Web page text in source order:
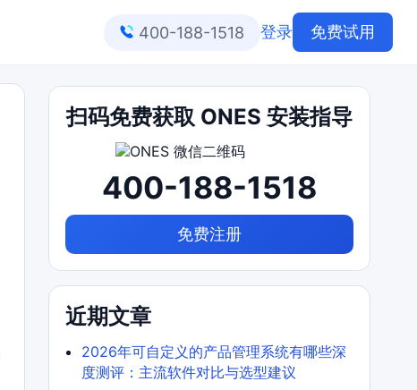
400-188-1518 登录 免费试用
扫码免费获取 ONES 安装指导
400-188-1518
免费注册
近期文章
2026年可自定义的产品管理系统有哪些深
度测评：主流软件对比与选型建议